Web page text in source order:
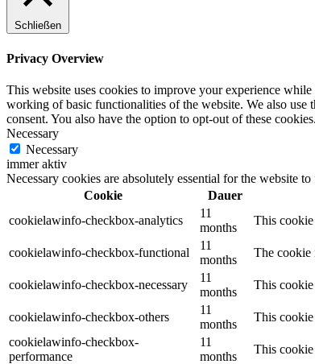
Schließen
Privacy Overview
This website uses cookies to improve your experience
working of basic functionalities of the website. We also
consent. You also have the option to opt-out of these
Necessary
Necessary
immer aktiv
Necessary cookies are absolutely essential for the website
Cookie
Dauer
cookielawinfo-checkbox-analytics
11
months
This
cookielawinfo-checkbox-functional
11
months
The cookie
cookielawinfo-checkbox-necessary
11
months
This
cookielawinfo-checkbox-others
11
months
This
cookielawinfo-checkbox-
performance
11
months
This